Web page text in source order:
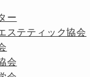
ー
ステティック協会
会